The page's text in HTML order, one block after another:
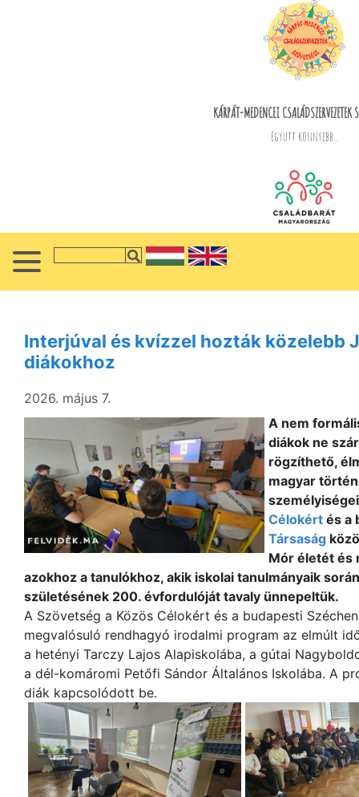
KÁRPÁT-MEDENCEI CSALÁDSZERVEZETEK
Együtt könnyebb...
Interjúval és kvízzel hozták közelebb
diákokhoz
2026. május 7.
A nem
diákok ne
rögzíthető,
magyar
Célokért és a
Társaság
Mór életét és
azokhoz a tanulókhoz, akik iskolai tanulmányaik
születésének 200. évfordulóját tavaly ünnepeltük.
A Szövetség a Közös Célokért és a budapesti
megvalósuló rendhagyó irodalmi program az elmúlt
a hetényi Tarczy Lajos Alapiskolába, a gútai
a dél-komáromi Petőfi Sándor Általános Iskolába. A
diák kapcsolódott be.